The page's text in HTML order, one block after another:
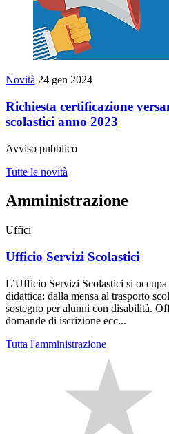
Novità 24 gen 2024
Richiesta certificazione
scolastici anno 2023
Avviso pubblico
Tutte le novità
Amministrazione
Uffici
Ufficio Servizi Scolastici
L’Ufficio Servizi Scolastici si
didattica: dalla mensa al trasporto
sostegno per alunni con disabilità.
domande di iscrizione ecc...
Tutta l'amministrazione